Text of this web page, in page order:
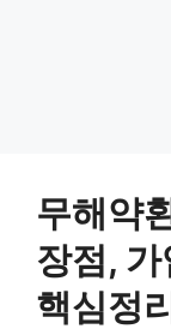
무해약
장점,
핵심정